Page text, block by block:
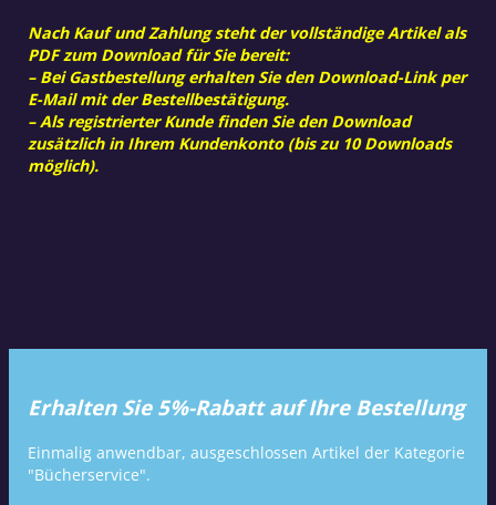
Nach Kauf und Zahlung steht der vollständige Artikel als
PDF zum Download für Sie bereit:
– Bei Gastbestellung erhalten Sie den Download-Link per
E-Mail mit der Bestellbestätigung.
– Als registrierter Kunde finden Sie den Download
zusätzlich in Ihrem Kundenkonto (bis zu 10 Downloads
möglich).
Erhalten Sie 5%-Rabatt auf Ihre Bestellung
Einmalig anwendbar, ausgeschlossen Artikel der Kategorie
"Bücherservice".